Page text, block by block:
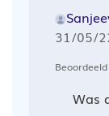
31/05/
Was